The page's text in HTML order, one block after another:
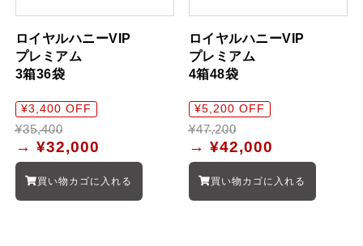
ロイヤルハニーVIP
プレミアム
3箱36袋
¥3,400 OFF
¥35,400
→ ¥32,000
買い物カゴに入れる
ロイヤルハニーVIP
プレミアム
4箱48袋
¥5,200 OFF
¥47,200
→ ¥42,000
買い物カゴに入れる